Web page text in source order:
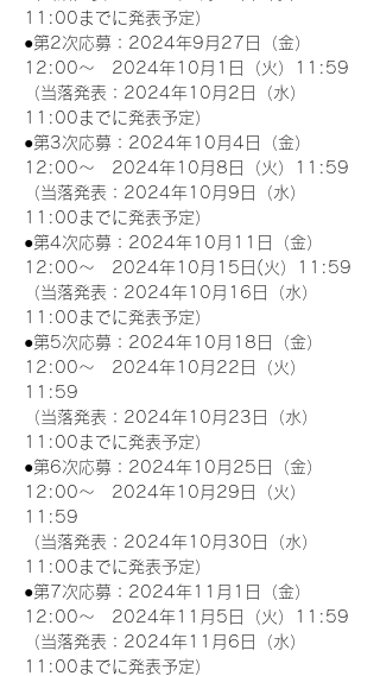
11:00までに発表予定）
●第2次応募：2024年9月27日（金）
12:00～　2024年10月1日（火）11:59
（当落発表：2024年10月2日（水）
11:00までに発表予定）
●第3次応募：2024年10月4日（金）
12:00～　2024年10月8日（火）11:59
（当落発表：2024年10月9日（水）
11:00までに発表予定）
●第4次応募：2024年10月11日（金）
12:00～　2024年10月15日(火）11:59
（当落発表：2024年10月16日（水）
11:00までに発表予定）
●第5次応募：2024年10月18日（金）
12:00～　2024年10月22日（火）
11:59
（当落発表：2024年10月23日（水）
11:00までに発表予定）
●第6次応募：2024年10月25日（金）
12:00～　2024年10月29日（火）
11:59
（当落発表：2024年10月30日（水）
11:00までに発表予定）
●第7次応募：2024年11月1日（金）
12:00～　2024年11月5日（火）11:59
（当落発表：2024年11月6日（水）
11:00までに発表予定）